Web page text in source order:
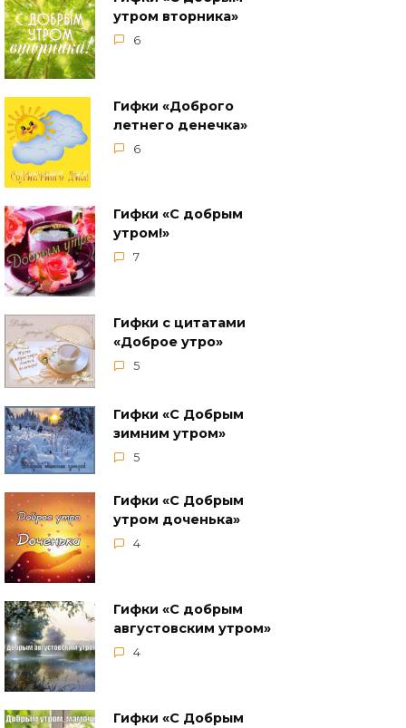
утром вторника»
6
Гифки «Доброго
летнего денечка»
6
Гифки «С добрым
утром!»
7
Гифки с цитатами
«Доброе утро»
5
Гифки «С Добрым
зимним утром»
5
Гифки «С Добрым
утром доченька»
4
Гифки «С добрым
августовским утром»
4
Гифки «С Добрым